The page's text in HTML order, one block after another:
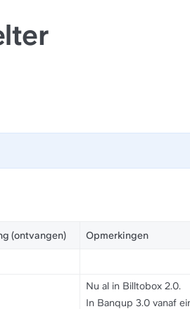
(ontvangen) Opmerkingen
Nu al in Billtobox 2.0.
In Banqup 3.0 vanaf